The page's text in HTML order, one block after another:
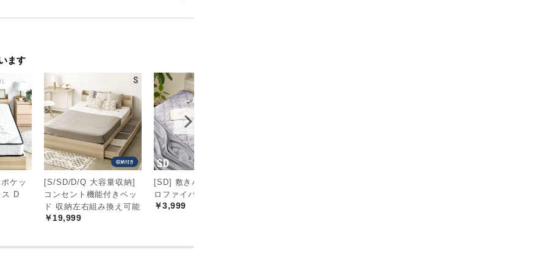
ます
ケッ
ス D
[S/SD/D/Q 大容量収納]
コンセント機能付きベッ
ド 収納左右組み換え可能
￥19,999
[SD] 敷きパッド マイク
ロファイバー
￥3,999